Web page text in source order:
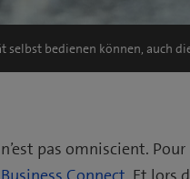
selbst bedienen können, auch
pas omniscient.